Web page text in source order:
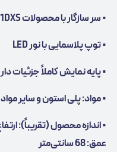
• سر سازگار با محصولات MMPR-01/01DX/01DXS
• توپ پلاسمایی با نور LED
• پایه نمایش کاملاً جزئیات دار
• مواد: پلی استون و سایر مواد
عمق: 68 سانتی‌متر